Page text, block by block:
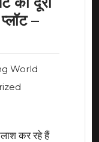
–
World
कर रहे हैं